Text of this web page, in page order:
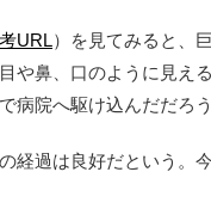
URL）を見てみると、
や鼻、口のように見え
病院へ駆け込んだだろう
過は良好だという。